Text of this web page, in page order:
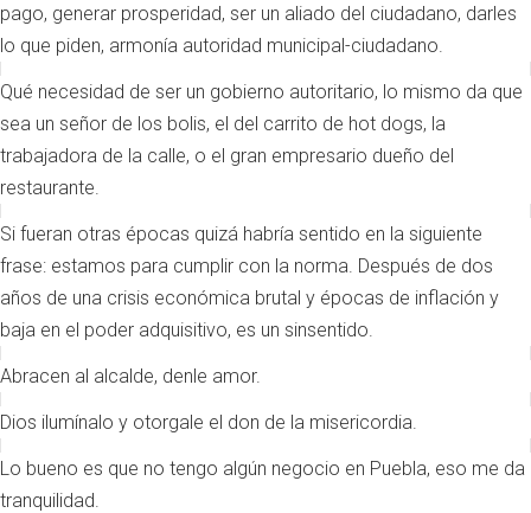
pago, generar prosperidad, ser un aliado del ciudadano, darles
lo que piden, armonía autoridad municipal-ciudadano.
Qué necesidad de ser un gobierno autoritario, lo mismo da que
sea un señor de los bolis, el del carrito de hot dogs, la
trabajadora de la calle, o el gran empresario dueño del
restaurante.
Si fueran otras épocas quizá habría sentido en la siguiente
frase: estamos para cumplir con la norma. Después de dos
años de una crisis económica brutal y épocas de inflación y
baja en el poder adquisitivo, es un sinsentido.
Abracen al alcalde, denle amor.
Dios ilumínalo y otorgale el don de la misericordia.
Lo bueno es que no tengo algún negocio en Puebla, eso me da
tranquilidad.